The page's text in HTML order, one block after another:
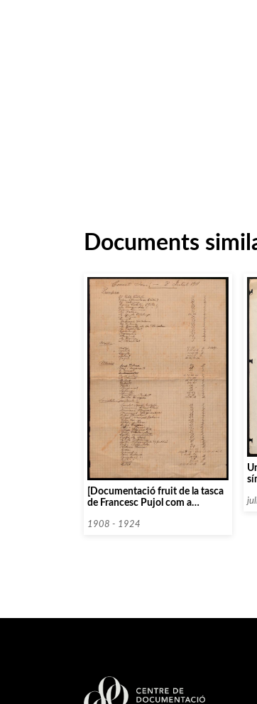
Documents
[Documentació fruit de la tasca
de Francesc Pujol com a
1908 - 1924